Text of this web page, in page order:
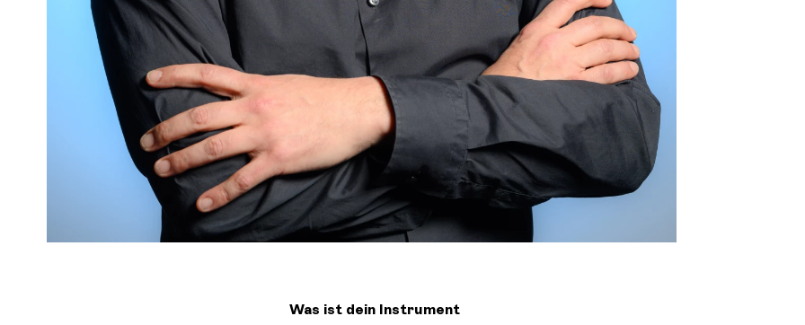
Was ist dein Instrument